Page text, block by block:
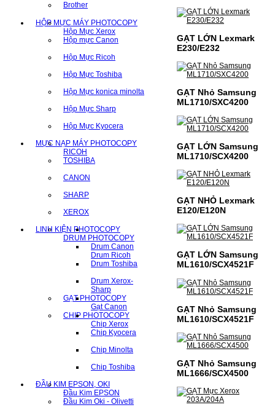
Brother
HỘP MỰC MÁY PHOTOCOPY
Hộp Mực Xerox
Hộp mực Canon
Hộp Mực Ricoh
Hộp Mực Toshiba
Hộp Mực konica minolta
Hộp Mực Sharp
Hộp Mực Kyocera
MỰC NẠP MÁY PHOTOCOPY
RICOH
TOSHIBA
CANON
SHARP
XEROX
LINH KIỆN PHOTOCOPY
DRUM PHOTOCOPY
Drum Canon
Drum Ricoh
Drum Toshiba
Drum Xerox-
Sharp
GẠT PHOTOCOPY
Gạt Canon
CHIP PHOTOCOPY
Chip Xerox
Chip Kyocera
Chip Minolta
Chip Toshiba
ĐẦU KIM EPSON, OKI
Đầu Kim EPSON
Đầu Kim Oki - Olivetti
GẠT LỚN Lexmark
E230/E232
GẠT Nhỏ Samsung
ML1710/SXC4200
GẠT LỚN Samsung
ML1710/SCX4200
GẠT NHỎ Lexmark
E120/E120N
GẠT LỚN Samsung
ML1610/SCX4521F
GẠT Nhỏ Samsung
ML1610/SCX4521F
GẠT Nhỏ Samsung
ML1666/SCX4500